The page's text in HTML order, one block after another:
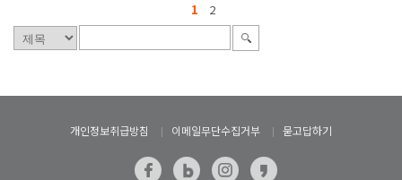
1 2
개인정보취급방침 이메일무단수집거부 묻고답하기